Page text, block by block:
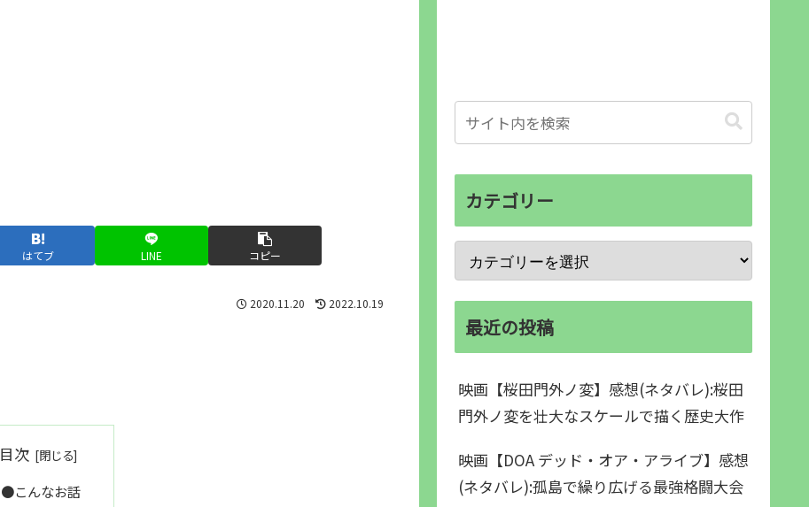
はてブ LINE コピー
2020.11.20 2022.10.19
目次
●こんなお話
カテゴリー
最近の投稿
映画【桜田門外ノ変】感想(ネタバレ):桜田
門外ノ変を壮大なスケールで描く歴史大作
映画【DOA デッド・オア・アライブ】感想
(ネタバレ):孤島で繰り広げる最強格闘大会